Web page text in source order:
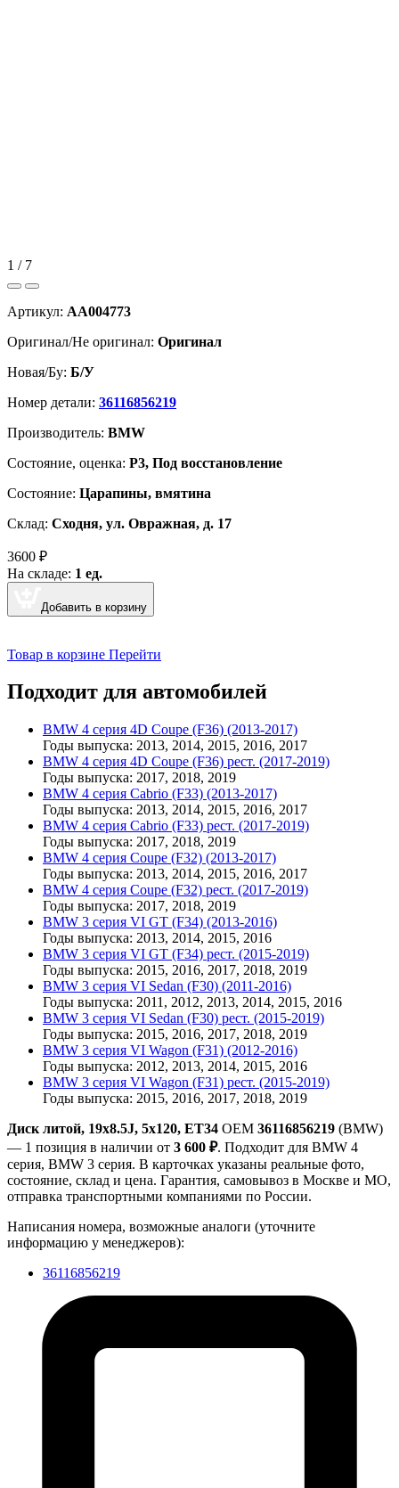
1 / 7
Артикул: AA004773
Оригинал/Не оригинал: Оригинал
Новая/Бу: Б/У
Номер детали: 36116856219
Производитель: BMW
Cостояние, оценка: Р3, Под восстановление
Состояние: Царапины, вмятина
Склад: Сходня, ул. Овражная, д. 17
3600 ₽
На складе: 1 ед.
Добавить в корзину
Товар в корзине Перейти
Подходит для автомобилей
BMW 4 серия 4D Coupe (F36) (2013-2017)
Годы выпуска: 2013, 2014, 2015, 2016, 2017
BMW 4 серия 4D Coupe (F36) рест. (2017-2019)
Годы выпуска: 2017, 2018, 2019
BMW 4 серия Cabrio (F33) (2013-2017)
Годы выпуска: 2013, 2014, 2015, 2016, 2017
BMW 4 серия Cabrio (F33) рест. (2017-2019)
Годы выпуска: 2017, 2018, 2019
BMW 4 серия Coupe (F32) (2013-2017)
Годы выпуска: 2013, 2014, 2015, 2016, 2017
BMW 4 серия Coupe (F32) рест. (2017-2019)
Годы выпуска: 2017, 2018, 2019
BMW 3 серия VI GT (F34) (2013-2016)
Годы выпуска: 2013, 2014, 2015, 2016
BMW 3 серия VI GT (F34) рест. (2015-2019)
Годы выпуска: 2015, 2016, 2017, 2018, 2019
BMW 3 серия VI Sedan (F30) (2011-2016)
Годы выпуска: 2011, 2012, 2013, 2014, 2015, 2016
BMW 3 серия VI Sedan (F30) рест. (2015-2019)
Годы выпуска: 2015, 2016, 2017, 2018, 2019
BMW 3 серия VI Wagon (F31) (2012-2016)
Годы выпуска: 2012, 2013, 2014, 2015, 2016
BMW 3 серия VI Wagon (F31) рест. (2015-2019)
Годы выпуска: 2015, 2016, 2017, 2018, 2019
Диск литой, 19x8.5J, 5x120, ET34 OEM 36116856219 (BMW)
— 1 позиция в наличии от 3 600 ₽. Подходит для BMW 4
серия, BMW 3 серия. В карточках указаны реальные фото,
состояние, склад и цена. Гарантия, самовывоз в Москве и МО,
отправка транспортными компаниями по России.
Написания номера, возможные аналоги (уточните
информацию у менеджеров):
36116856219